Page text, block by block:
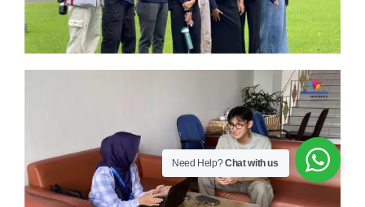
Need Help?Chat with us